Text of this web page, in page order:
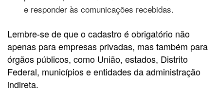
e responder às comunicações recebidas.
Lembre-se de que o cadastro é obrigatório não
apenas para empresas privadas, mas também para
órgãos públicos, como União, estados, Distrito
Federal, municípios e entidades da administração
indireta.